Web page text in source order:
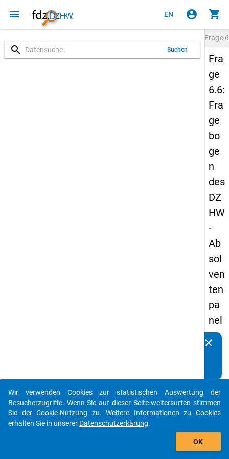
menu EN account_circle shopping_cart
search Suchen
Frage
Fra
ge
6.6:
Fra
ge
bo
ge
n
des
DZ
HW
-
Ab
sol
ven
ten
pa
nel
s
-
zw
eit
clear
auto_stories
add_shopping_cart
Wir verwenden Cookies zur statistischen Auswertung der
Besucherzugriffe. Wenn Sie auf dieser Seite weitersurfen stimmen
Sie der Cookie-Nutzung zu. Weitere Informationen zu Cookies
erhalten Sie in unserer Datenschutzerkärung.
OK